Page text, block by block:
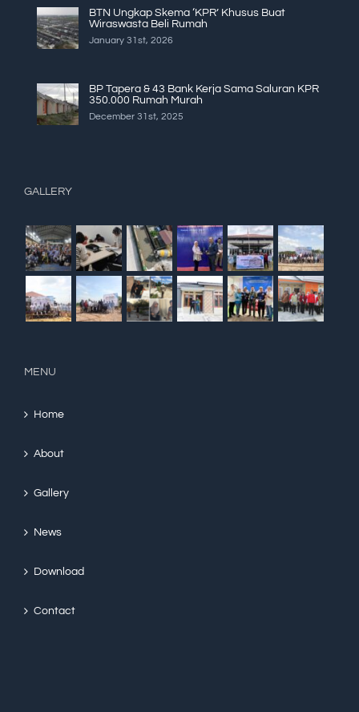
BTN Ungkap Skema ‘KPR’ Khusus Buat
Wiraswasta Beli Rumah
January 31st, 2026
BP Tapera & 43 Bank Kerja Sama Saluran KPR
350.000 Rumah Murah
December 31st, 2025
GALLERY
MENU
Home
About
Gallery
News
Download
Contact